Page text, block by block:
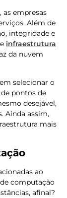
, as empresas
Além de
integridade e
infraestrutura
da nuvem
selecionar o
pontos de
desejável,
Ainda assim,
mais
ao
computação
afinal?